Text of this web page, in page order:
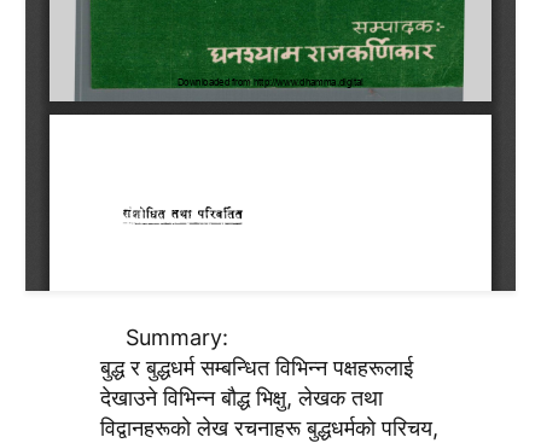
Summary:
बुद्ध र बुद्धधर्म सम्बन्धित विभिन्न पक्षहरूलाई
देखाउने विभिन्न बाैद्ध भिक्षु, लेखक तथा
विद्वानहरूकाे लेख रचनाहरू बुद्धधर्मकाे परिचय,